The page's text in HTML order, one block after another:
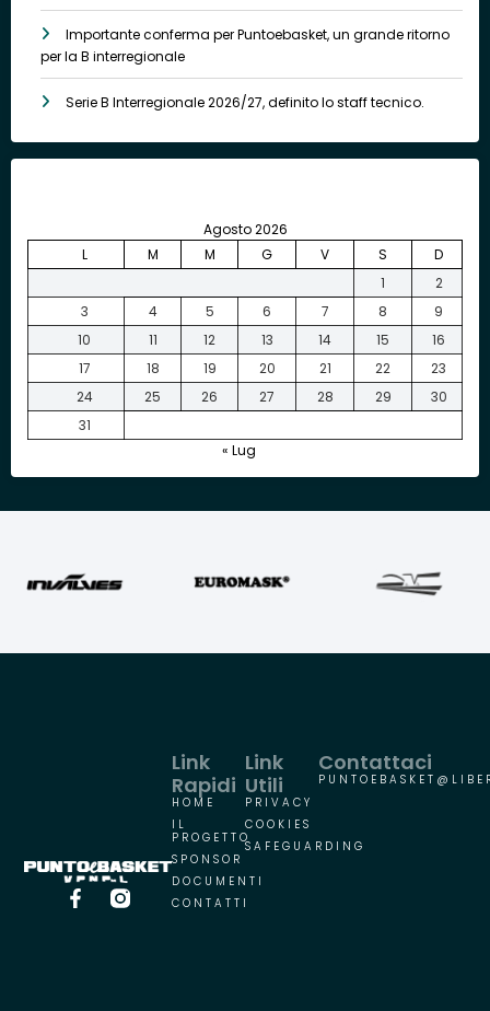
Importante conferma per Puntoebasket, un grande ritorno
per la B interregionale
Serie B Interregionale 2026/27, definito lo staff tecnico.
Agosto 2026
L
M M G V S
D
1
2
3
4 5 6 7 8
9
10
11 12 13 14 15
16
17
18 19 20 21 22
23
24
25 26 27 28 29
30
31
« Lug
Link
Utili
PRIVACY
COOKIES
SAFEGUARDING
Link
Rapidi
HOME
IL
PROGETTO
SPONSOR
DOCUMENTI
CONTATTI
Contattaci